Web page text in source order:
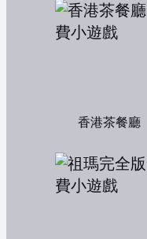
香港茶餐廳